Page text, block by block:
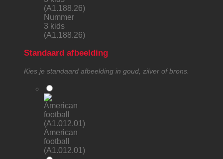
Nummer
3 kids
(A1.188.26)
Standaard afbeelding
Kies je standaard afbeelding in goud, zilver of brons.
American
football
(A1.012.01)